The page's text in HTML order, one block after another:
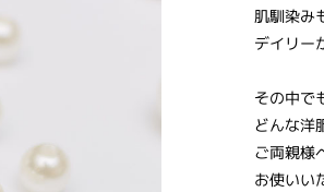
肌馴染み
デイリー
その中で
どんな洋
ご両親様
お使いい